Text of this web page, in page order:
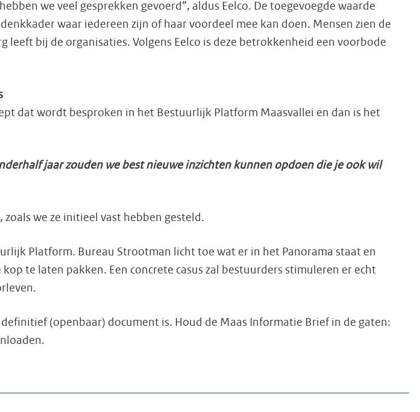
we veel gesprekken gevoerd”, aldus Eelco. De toegevoegde waarde
waar iedereen zijn of haar voordeel mee kan doen. Mensen zien de
bij de organisaties. Volgens Eelco is deze betrokkenheid een voorbode
dat wordt besproken in het Bestuurlijk Platform Maasvallei en dan is het
jaar zouden we best nieuwe inzichten kunnen opdoen die je ook wil
we ze initieel vast hebben gesteld.
Platform. Bureau Strootman licht toe wat er in het Panorama staat en
te laten pakken. Een concrete casus zal bestuurders stimuleren er echt
(openbaar) document is. Houd de Maas Informatie Brief in de gaten: